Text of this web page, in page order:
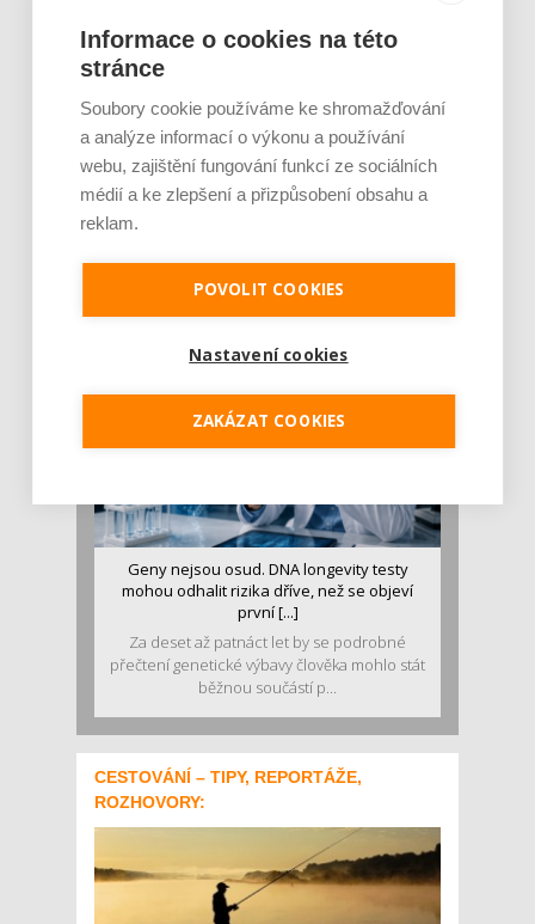
Je jen pro sportovce, přiberu po něm a ve
stravě ho mám dostatek. Znáte nejčastějš [...]
v oblasti zdraví, výživy i dlouhověkosti. Přesto
se o ně...
Geny nejsou osud. DNA longevity testy
mohou odhalit rizika dříve, než se objeví
první [...]
Za deset až patnáct let by se podrobné
přečtení genetické výbavy člověka mohlo stát
běžnou součástí p...
CESTOVÁNÍ – TIPY, REPORTÁŽE,
ROZHOVORY:
Informace o cookies na této
stránce
Soubory cookie používáme ke shromažďování
a analýze informací o výkonu a používání
webu, zajištění fungování funkcí ze sociálních
médií a ke zlepšení a přizpůsobení obsahu a
reklam.
POVOLIT COOKIES
Nastavení cookies
ZAKÁZAT COOKIES